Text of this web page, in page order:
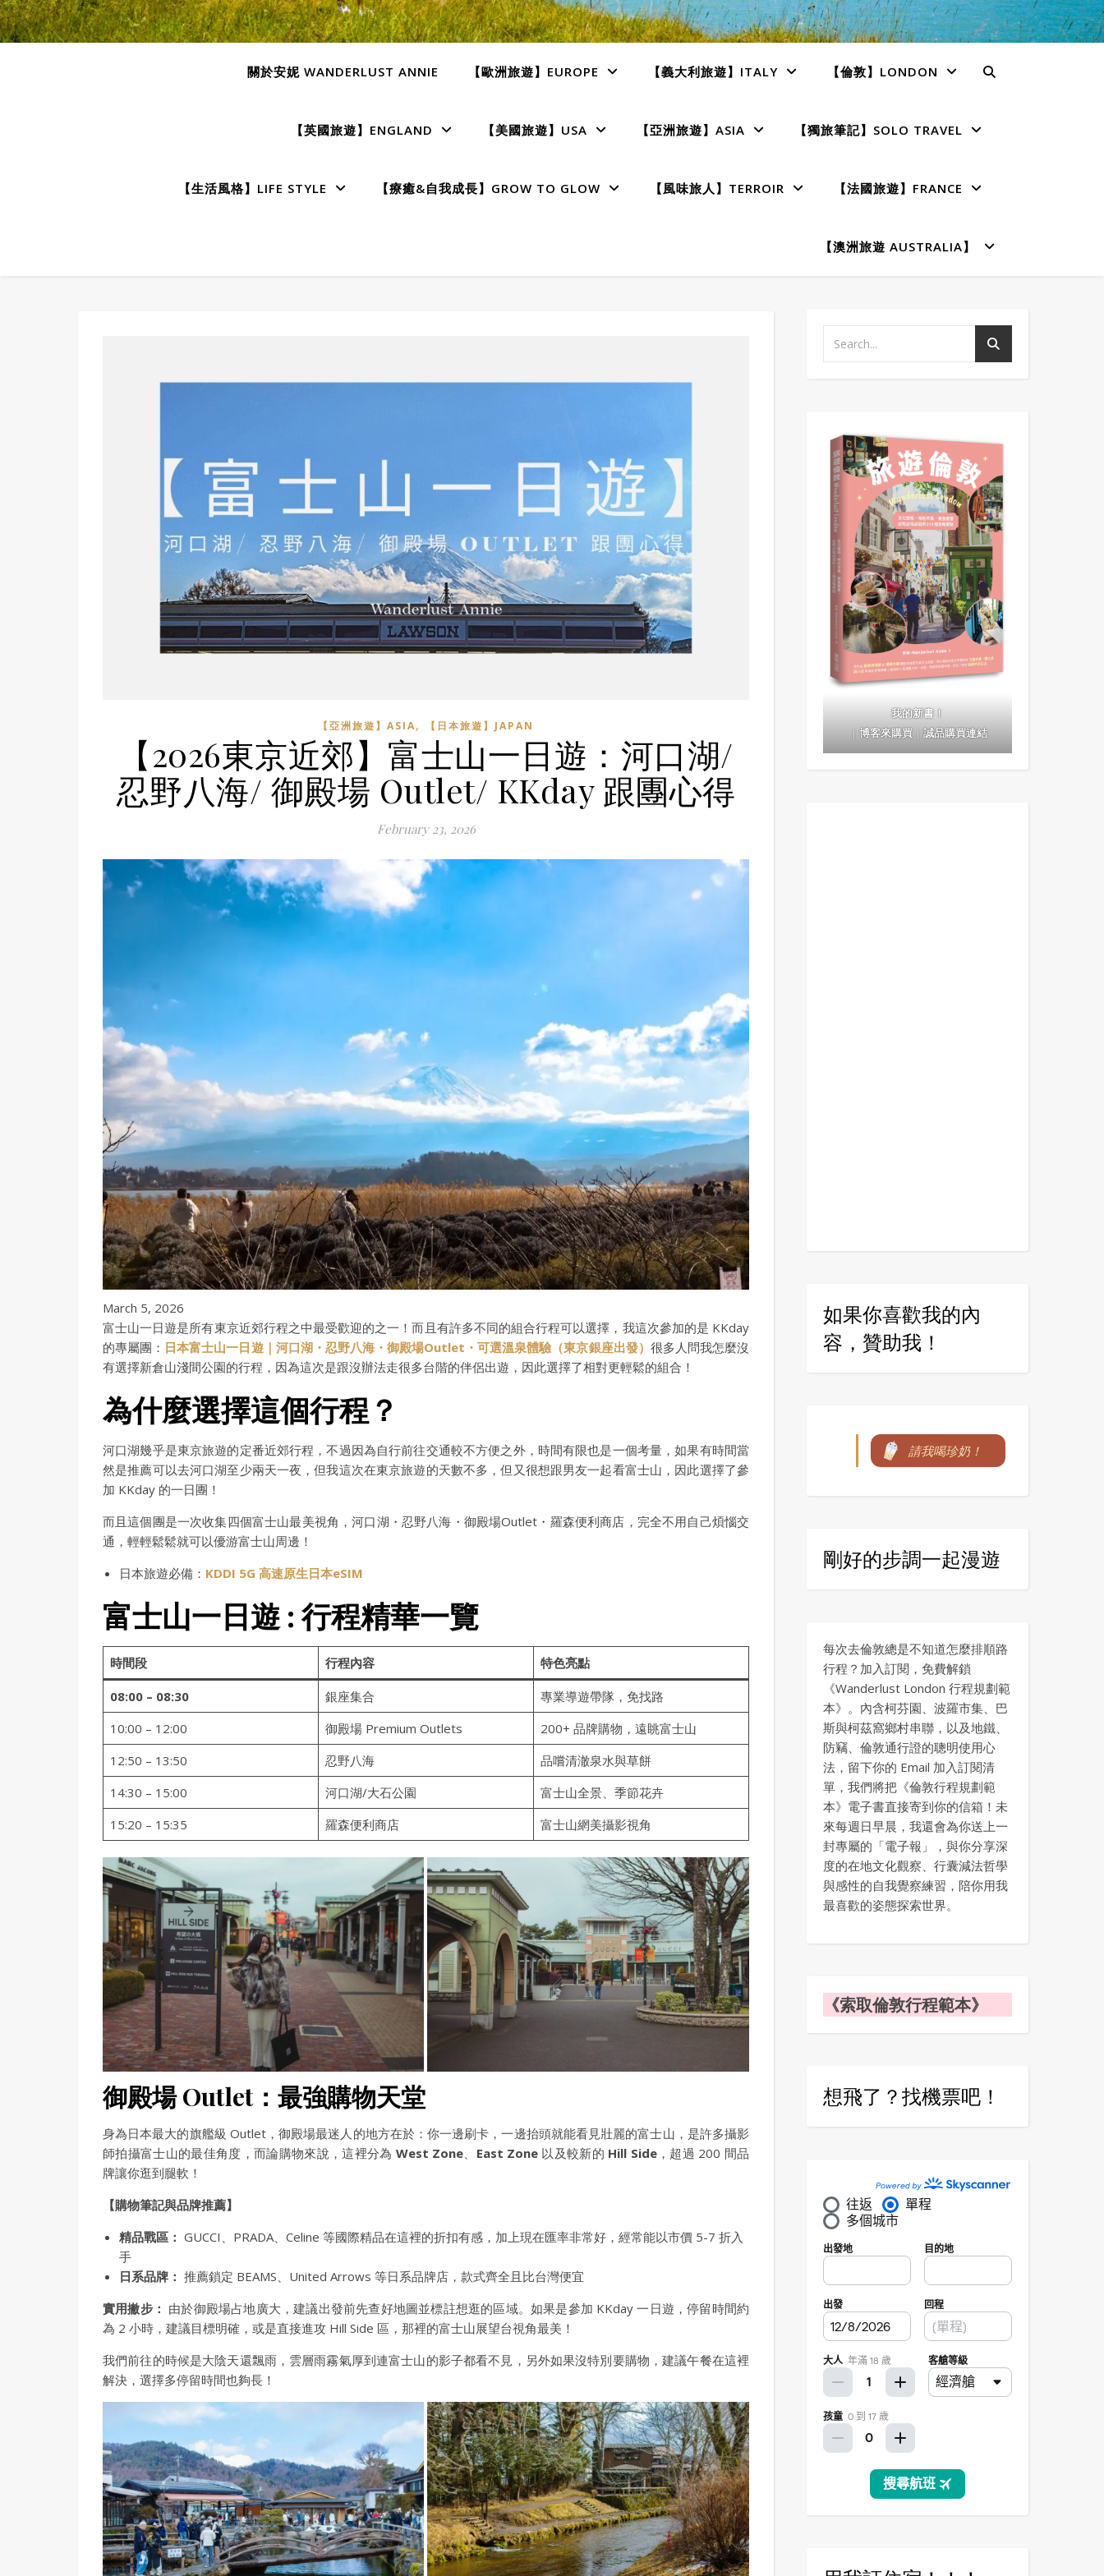
關於安妮 WANDERLUST ANNIE 【歐洲旅遊】EUROPE 【義大利旅遊】ITALY 【倫敦】LONDON
【英國旅遊】ENGLAND 【美國旅遊】USA 【亞洲旅遊】ASIA 【獨旅筆記】SOLO TRAVEL
【生活風格】LIFE STYLE 【療癒&自我成長】GROW TO GLOW 【風味旅人】TERROIR 【法國旅遊】FRANCE
【澳洲旅遊 AUSTRALIA】
【亞洲旅遊】ASIA, 【日本旅遊】JAPAN
【2026東京近郊】富士山一日遊：河口湖/
忍野八海/ 御殿場 Outlet/ KKday 跟團心得
February 23, 2026
March 5, 2026
富士山一日遊是所有東京近郊行程之中最受歡迎的之一！而且有許多不同的組合行程可以選擇，我這次參加的是 KKday
的專屬團： 日本富士山一日遊｜河口湖・忍野八海・御殿場Outlet・可選溫泉體驗（東京銀座出發） 很多人問我怎麼沒
有選擇新倉山淺間公園的行程，因為這次是跟沒辦法走很多台階的伴侶出遊，因此選擇了相對更輕鬆的組合！
為什麼選擇這個行程？
河口湖幾乎是東京旅遊的定番近郊行程，不過因為自行前往交通較不方便之外，時間有限也是一個考量，如果有時間當
然是推薦可以去河口湖至少兩天一夜，但我這次在東京旅遊的天數不多，但又很想跟男友一起看富士山，因此選擇了參
加 KKday 的一日團！
而且這個團是一次收集四個富士山最美視角，河口湖・忍野八海・御殿場Outlet・羅森便利商店，完全不用自己煩惱交
通，輕輕鬆鬆就可以優游富士山周邊！
日本旅遊必備： KDDI 5G 高速原生日本eSIM
富士山一日遊 : 行程精華一覽
時間段 行程內容 特色亮點
08:00 – 08:30 銀座集合
專業導遊帶隊，免找路
10:00 – 12:00
御殿場 Premium Outlets
200+ 品牌購物，遠眺富士山
12:50 – 13:50
忍野八海
品嚐清澈泉水與草餅
14:30 – 15:00
河口湖/大石公園
富士山全景、季節花卉
15:20 – 15:35
羅森便利商店 富士山網美攝影視角
御殿場 Outlet：最強購物天堂
身為日本最大的旗艦級 Outlet，御殿場最迷人的地方在於：你一邊刷卡，一邊抬頭就能看見壯麗的富士山，是許多攝影
師拍攝富士山的最佳角度，而論購物來說，這裡分為 West Zone、 East Zone 以及較新的 Hill Side，超過 200 間品
牌讓你逛到腿軟！
【購物筆記與品牌推薦】
精品戰區： GUCCI、PRADA、Celine 等國際精品在這裡的折扣有感，加上現在匯率非常好，經常能以市價 5-7 折入
手
日系品牌： 推薦鎖定 BEAMS、United Arrows 等日系品牌店，款式齊全且比台灣便宜
實用撇步： 由於御殿場占地廣大，建議出發前先查好地圖並標註想逛的區域。如果是參加 KKday 一日遊，停留時間約
為 2 小時，建議目標明確，或是直接進攻 Hill Side 區，那裡的富士山展望台視角最美！
我們前往的時候是大陰天還飄雨，雲層雨霧氣厚到連富士山的影子都看不見，另外如果沒特別要購物，建議午餐在這裡
解決，選擇多停留時間也夠長！
我的新書！
｜博客來購買｜誠品購買連結
如果你喜歡我的內
容，贊助我！
請我喝珍奶！
剛好的步調一起漫遊
每次去倫敦總是不知道怎麼排順路
行程？加入訂閱，免費解鎖
《Wanderlust London 行程規劃範
本》。內含柯芬園、波羅市集、巴
斯與柯茲窩鄉村串聯，以及地鐵、
防竊、倫敦通行證的聰明使用心
法，留下你的 Email 加入訂閱清
單，我們將把《倫敦行程規劃範
本》電子書直接寄到你的信箱！未
來每週日早晨，我還會為你送上一
封專屬的「電子報」，與你分享深
度的在地文化觀察、行囊減法哲學
與感性的自我覺察練習，陪你用我
最喜歡的姿態探索世界。
《索取倫敦行程範本》
想飛了？找機票吧！